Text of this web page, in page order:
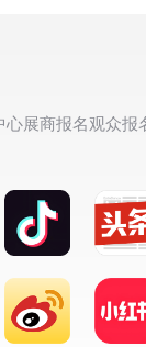
心展商报名观众报